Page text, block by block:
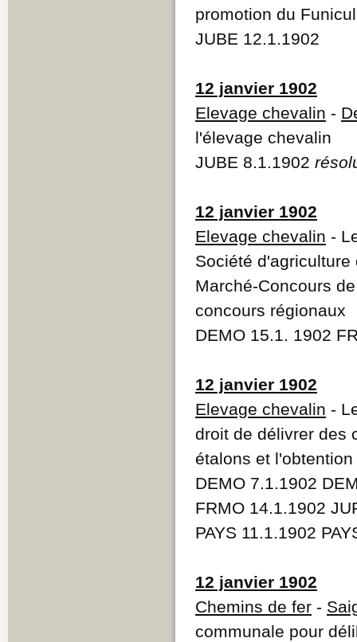
promotion du
JUBE 12.1.1902
12 janvier 1902
Elevage chevalin -
l'élevage chevalin
JUBE 8.1.1902
12 janvier 1902
Elevage chevalin -
Société
Marché-Concours
concours régionaux
DEMO 15.1. 1902
12 janvier 1902
Elevage chevalin -
droit de délivrer des
étalons et
DEMO 7.1.1902
FRMO 14.1.1902
PAYS 11.1.1902
12 janvier 1902
Chemins de fer -
communale pour